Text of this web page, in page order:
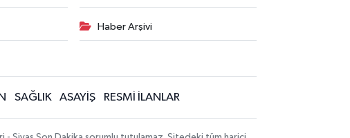
Haber Arşivi
SAĞLIK ASAYİŞ RESMİ İLANLAR